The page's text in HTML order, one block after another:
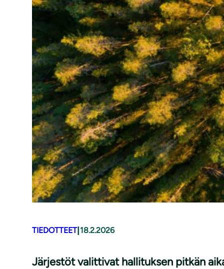
TIEDOTTEET| 18.2.2026
Järjestöt valittivat hallituksen pitkän